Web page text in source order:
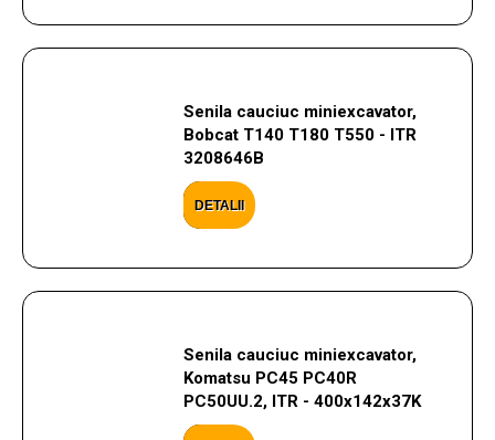
Senila cauciuc miniexcavator,
Bobcat T140 T180 T550 - ITR
3208646B
DETALII
Senila cauciuc miniexcavator,
Komatsu PC45 PC40R
PC50UU.2, ITR - 400x142x37K